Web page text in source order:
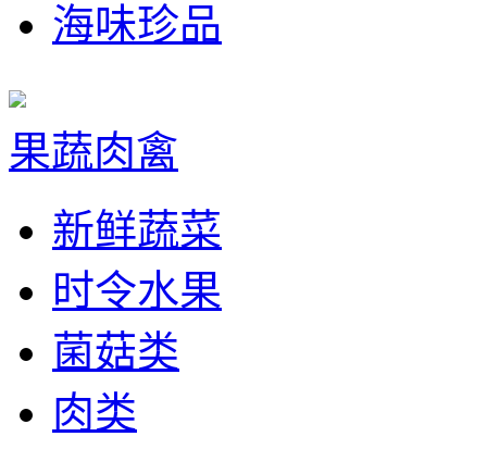
海味珍品
果蔬肉禽
新鲜蔬菜
时令水果
菌菇类
肉类